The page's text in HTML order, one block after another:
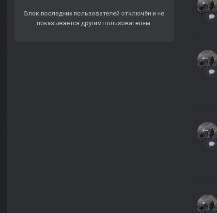
Блок последних пользователей отключён и не
показывается другим пользователям.